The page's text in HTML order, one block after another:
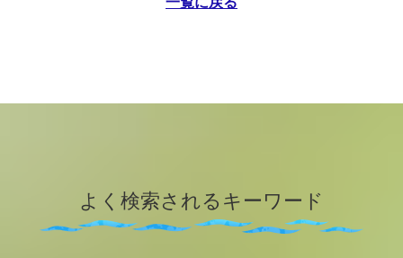
よく検索されるキーワード